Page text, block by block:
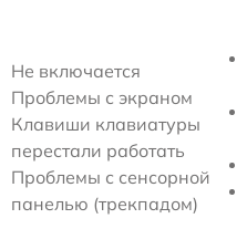
Не включается
Проблемы с экраном
Клавиши клавиатуры
перестали работать
Проблемы с сенсорной
панелью (трекпадом)